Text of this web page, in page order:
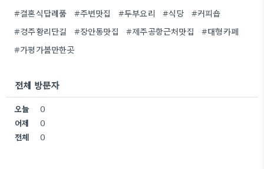
#결혼식답례품 #주변맛집 #두부요리 #식당
#커피숍
#경주황리단길
#장안동맛집 #제주공항근처맛집
#대형카페
#가평가볼만한곳
전체 방문자
오늘
0
어제
0
전체
0